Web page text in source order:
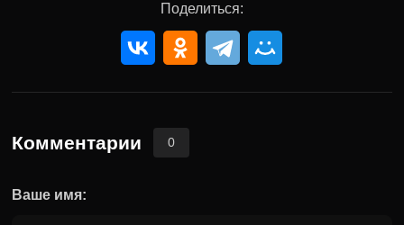
Поделиться:
Комментарии 0
Ваше имя: